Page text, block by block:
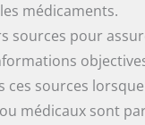
médicaments.
sources pour
ces sources
médicaux sont